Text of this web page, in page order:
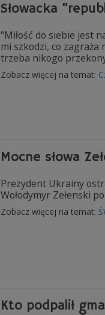
Słowacka
"Miłość do siebie jest
mi szkodzi, co zagraża
trzeba nikogo
Zobacz więcej na temat:
Mocne słowa
Prezydent Ukrainy
Wołodymyr Zełenski
Zobacz więcej na temat:
Kto podpalił